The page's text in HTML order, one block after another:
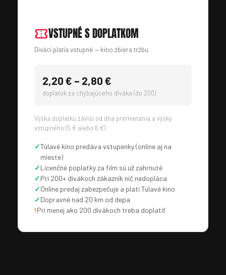
confirmation_numberVSTUPNÉ S DOPLATKOM
Diváci platia vstupné — kino zbiera tržbu
2,20 € – 2,80 €
doplatok za chýbajúceho diváka (do 200)
Výška doplatku závisí od dňa premietania a výšky
vstupného (5 € alebo 6 €)
✓Túlavé kino predáva vstupenky (online aj na
mieste)
✓Licenčné poplatky za film sú už zahrnuté
✓Pri 200+ divákoch zákazník nič nedopláca
✓Online predaj zabezpečuje a platí Túlavé kino
✓Dopravné nad 20 km od depa
!Pri menej ako 200 divákoch treba doplatiť